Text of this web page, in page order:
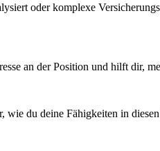
oder komplexe
an der Position und hilft dir,
du deine Fähigkeiten in